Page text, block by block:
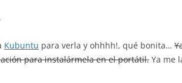
Kubuntu para verla y ohhhh!, qué bonita…
para instalármela en el portátil. Ya me